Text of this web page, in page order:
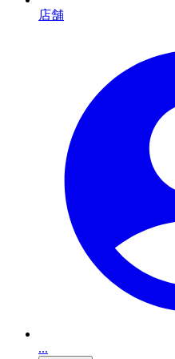
店舗
...